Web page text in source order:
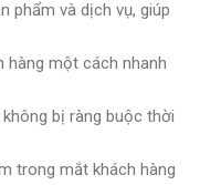
phẩm và dịch vụ, giúp
một cách nhanh
bị ràng buộc thời
trong mắt khách hàng